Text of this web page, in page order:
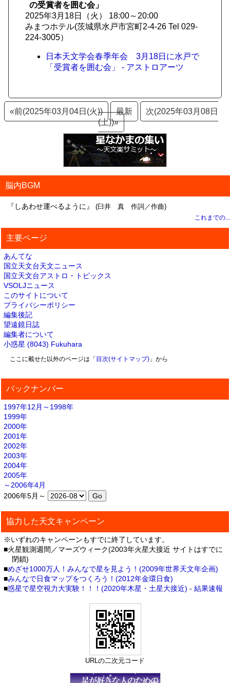
の受賞者を囲む会」
2025年3月18日（火） 18:00～20:00
みまつホテル(茨城県水戸市宮町2-4-26 Tel 029-
224-3005）
日本天文学会春季年会 3月18日に水戸で
「受賞者を囲む会」 - アストロアーツ
«前(2025年03月04日(火)) 最新
次(2025年03月08日
(土))»
脳内BGM
『しあわせ運べるように』 (臼井 真 作詞／作曲)
これまでの...
主要ページ
あんてな
国立天文台天文ニュース
国立天文台アストロ・トピックス
VSOLJニュース
このサイトについて
プライバシーポリシー
編集後記
望遠鏡日誌
編集者について
小惑星 (8043) Fukuhara
ここに載せた以外のページは「 目次(サイトマップ)」から
バックナンバー
1997年12月～1998年
1999年
2000年
2001年
2002年
2003年
2004年
2005年
～2006年4月
2006年5月～
協力した天文キャンペーン
※いずれのキャンペーンもすでに終了しています。
■火星観測週間／マーズウィーク(2003年火星大接近 サイトはすでに
閉鎖)
■めざせ1000万人！みんなで星を見よう！(2009年世界天文年企画)
■みんなで日食マップをつくろう！(2012年金環日食)
■惑星で星空視力大実験！！！(2020年木星・土星大接近) - 結果速報
URLの二次元コード